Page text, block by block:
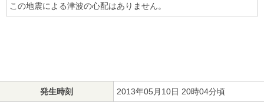
この地震による津波の心配はありません。
発生時刻 2013年05月10日 20時04分頃